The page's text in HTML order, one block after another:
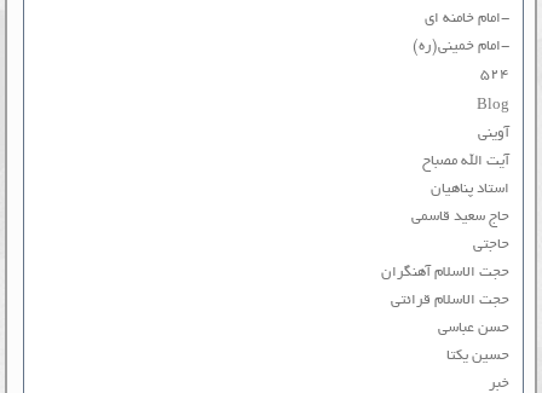
-امام خامنه ای
-امام خمینی(ره)
۵۲۴
Blog
آوینی
آیت الله مصباح
استاد پناهیان
حاج سعید قاسمی
حاجتی
حجت الاسلام آهنگران
حجت الاسلام قرائتی
حسن عباسی
حسین یکتا
خبر